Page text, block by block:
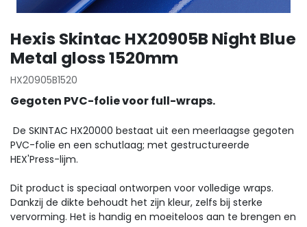
Hexis Skintac HX20905B Night Blue
Metal gloss 1520mm
HX20905B1520
Gegoten PVC-folie voor full-wraps.
De SKINTAC HX20000 bestaat uit een meerlaagse gegoten
PVC-folie en een schutlaag; met gestructureerde
HEX'Press-lijm.
Dit product is speciaal ontworpen voor volledige wraps.
Dankzij de dikte behoudt het zijn kleur, zelfs bij sterke
vervorming. Het is handig en moeiteloos aan te brengen en